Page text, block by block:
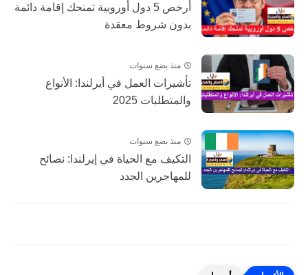
أرخص 5 دول أوروبية تمنحك إقامة دائمة
بدون شروط معقدة
منذ بضع سنوات
تأشيرات العمل في أيرلندا: الأنواع
والمتطلبات 2025
منذ بضع سنوات
التكيف مع الحياة في إيرلندا: نصائح
للمهاجرين الجدد